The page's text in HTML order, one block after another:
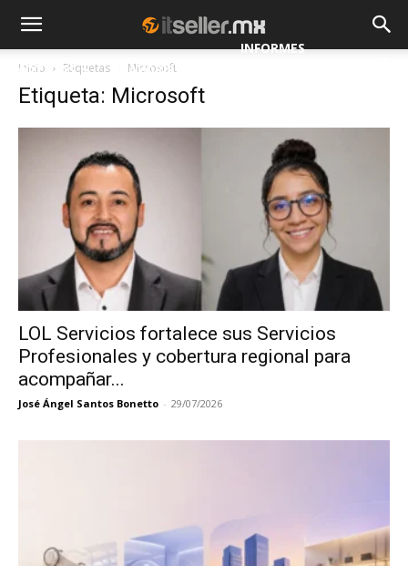
NOTICIAS MAYORISTAS
INFORMES
Inicio Etiquetas Microsoft
Etiqueta: Microsoft
LOL Servicios fortalece sus Servicios
Profesionales y cobertura regional para
acompañar...
José Ángel Santos Bonetto - 29/07/2026